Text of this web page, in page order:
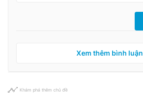
Xem thêm bình luận
Khám phá thêm chủ đề